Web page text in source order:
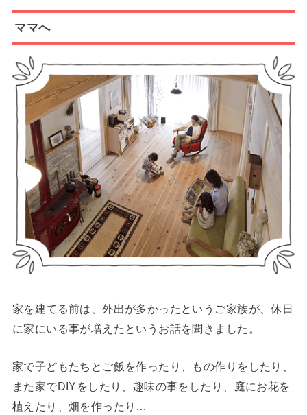
ママへ
家を建てる前は、外出が多かったというご家族が、休日
に家にいる事が増えたというお話を聞きました。
家で子どもたちとご飯を作ったり、もの作りをしたり、
また家でDIYをしたり、趣味の事をしたり、庭にお花を
植えたり、畑を作ったり…